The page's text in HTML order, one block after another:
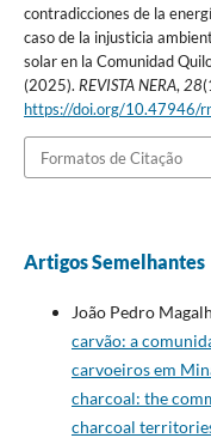
contradicciones de la
caso de la injusticia
solar en la Comunidad
(2025). REVISTA NERA,28
https://doi.org/10.47946/
Formatos de Citação
Artigos Semelhantes
João Pedro
carvão: a
carvoeiros em
charcoal: the
charcoal